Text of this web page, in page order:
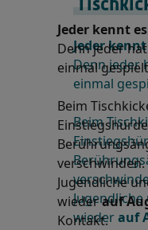
Jeder kennt
Denn jeder
einmal
Beim
Jugendliche
wiederauf
Kontakt.